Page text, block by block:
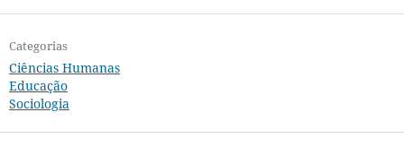
Categorias
Ciências Humanas
Educação
Sociologia